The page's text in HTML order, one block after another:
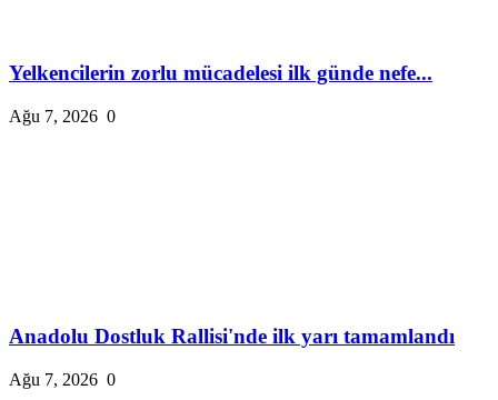
Yelkencilerin zorlu mücadelesi ilk günde nefe...
Ağu 7, 2026 0
Anadolu Dostluk Rallisi'nde ilk yarı tamamlandı
Ağu 7, 2026 0